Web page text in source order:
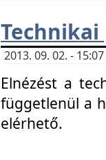
2013. 09. 02. -
Elnézést a
függetlenül a
elérhető.